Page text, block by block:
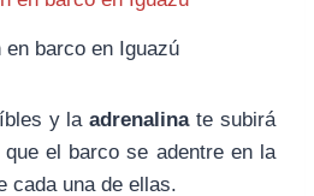
en barco en Iguazú
y laadrenalinate subirá
el barco se adentre en la
cada una de ellas.